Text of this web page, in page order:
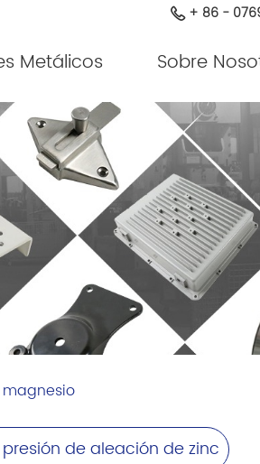
+ 86 -
Metálicos Sobre
de aleación de zinc